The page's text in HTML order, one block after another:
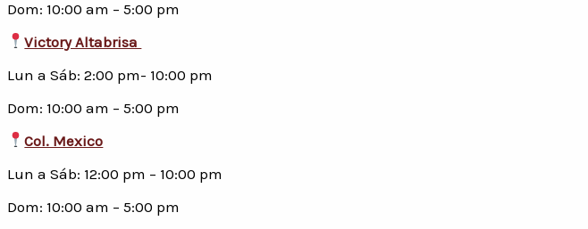
Dom: 10:00 am – 5:00 pm
Victory Altabrisa
Lun a Sáb: 2:00 pm- 10:00 pm
Dom: 10:00 am – 5:00 pm
Col. Mexico
Lun a Sáb: 12:00 pm – 10:00 pm
Dom: 10:00 am – 5:00 pm